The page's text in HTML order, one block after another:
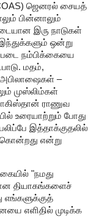
ஜெனரல் சையத்
பின்னாலும்
இரு நாடுகள்
ஒன்று
நம்பிக்கையை
மதம்,
–
முஸ்லிம்கள்
ராணுவ
உரையாற்றும் போது
இத்தாக்குதலில்
கொன்றது என்று
"நமது
தியாகங்களைச்
எங்களுக்குத்
எளிதில் முடிக்க